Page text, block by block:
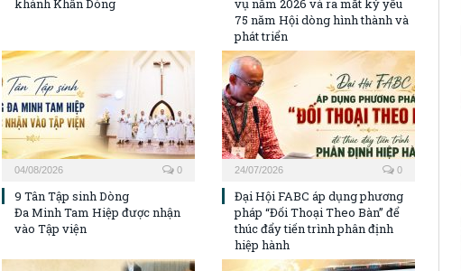
khánh Khấn Dòng
vụ năm 2026 và ra mắt kỷ yếu
75 năm Hội dòng hình thành và
phát triển
04/08/2026 0
9 Tân Tập sinh Dòng
Đa Minh Tam Hiệp được nhận
vào Tập viện
24/07/2026 0
Đại Hội FABC áp dụng phương
pháp “Đối Thoại Theo Bàn” để
thúc đẩy tiến trình phân định
hiệp hành